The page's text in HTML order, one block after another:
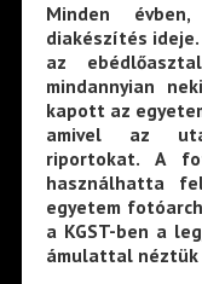
Minden
diakészítés
az
mindannyian
kapott az
amivel az
riportokat. A
használhatta
egyetem
a KGST-ben a
ámulattal néztük